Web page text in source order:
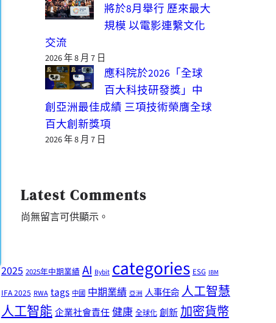
將於8月舉行 歷來最大
規模 以電影連繫文化
交流
2026 年 8 月 7 日
應科院於2026「全球
百大科技研發獎」中
創亞洲最佳成績 三項技術榮膺全球
百大創新獎項
2026 年 8 月 7 日
Latest Comments
尚無留言可供顯示。
2025 2025年中期業績 AI Bybit categories ESG IBM
IFA 2025 RWA tags 中國 中期業績 亞洲 人事任命人工智慧
人工智能企業社會責任健康 全球化 創新 加密貨幣